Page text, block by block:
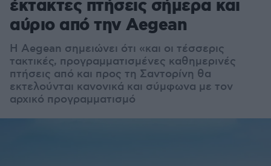
έκτακτες πτήσεις σήμερα και
αύριο από την Aegean
Η Aegean σημειώνει ότι «και οι τέσσερις
τακτικές, προγραμματισμένες καθημερινές
πτήσεις από και προς τη Σαντορίνη θα
εκτελούνται κανονικά και σύμφωνα με τον
αρχικό προγραμματισμό